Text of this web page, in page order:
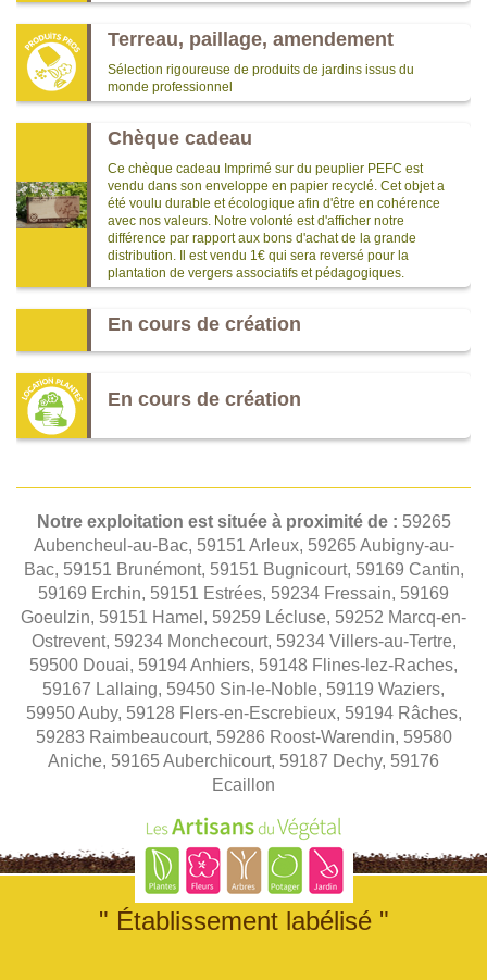
Terreau, paillage, amendement
Sélection rigoureuse de produits de jardins issus du
monde professionnel
Chèque cadeau
Ce chèque cadeau Imprimé sur du peuplier PEFC est
vendu dans son enveloppe en papier recyclé. Cet objet a
été voulu durable et écologique afin d'être en cohérence
avec nos valeurs. Notre volonté est d'afficher notre
différence par rapport aux bons d'achat de la grande
distribution. Il est vendu 1€ qui sera reversé pour la
plantation de vergers associatifs et pédagogiques.
En cours de création
En cours de création
Notre exploitation est située à proximité de : 59265
Aubencheul-au-Bac, 59151 Arleux, 59265 Aubigny-au-
Bac, 59151 Brunémont, 59151 Bugnicourt, 59169 Cantin,
59169 Erchin, 59151 Estrées, 59234 Fressain, 59169
Goeulzin, 59151 Hamel, 59259 Lécluse, 59252 Marcq-en-
Ostrevent, 59234 Monchecourt, 59234 Villers-au-Tertre,
59500 Douai, 59194 Anhiers, 59148 Flines-lez-Raches,
59167 Lallaing, 59450 Sin-le-Noble, 59119 Waziers,
59950 Auby, 59128 Flers-en-Escrebieux, 59194 Râches,
59283 Raimbeaucourt, 59286 Roost-Warendin, 59580
Aniche, 59165 Auberchicourt, 59187 Dechy, 59176
Ecaillon
" Établissement labélisé "